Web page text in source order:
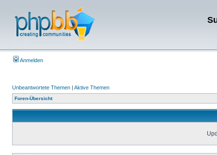
Anmelden
Unbeantwortete Themen | Aktive Themen
Foren-Übersicht